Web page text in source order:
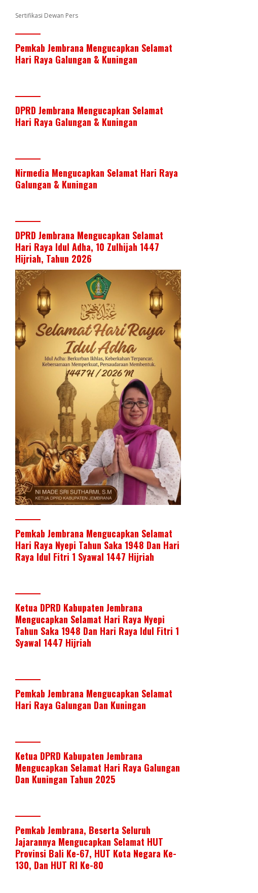
Sertifikasi Dewan Pers
Pemkab Jembrana Mengucapkan Selamat
Hari Raya Galungan & Kuningan
DPRD Jembrana Mengucapkan Selamat
Hari Raya Galungan & Kuningan
Nirmedia Mengucapkan Selamat Hari Raya
Galungan & Kuningan
DPRD Jembrana Mengucapkan Selamat
Hari Raya Idul Adha, 10 Zulhijah 1447
Hijriah, Tahun 2026
Pemkab Jembrana Mengucapkan Selamat
Hari Raya Nyepi Tahun Saka 1948 Dan Hari
Raya Idul Fitri 1 Syawal 1447 Hijriah
Ketua DPRD Kabupaten Jembrana
Mengucapkan Selamat Hari Raya Nyepi
Tahun Saka 1948 Dan Hari Raya Idul Fitri 1
Syawal 1447 Hijriah
Pemkab Jembrana Mengucapkan Selamat
Hari Raya Galungan Dan Kuningan
Ketua DPRD Kabupaten Jembrana
Mengucapkan Selamat Hari Raya Galungan
Dan Kuningan Tahun 2025
Pemkab Jembrana, Beserta Seluruh
Jajarannya Mengucapkan Selamat HUT
Provinsi Bali Ke-67, HUT Kota Negara Ke-
130, Dan HUT RI Ke-80